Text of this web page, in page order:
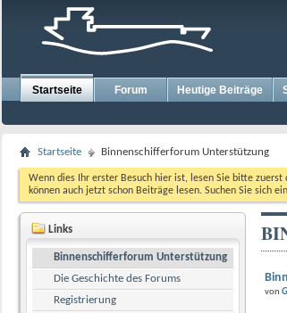
Startseite Forum Heutige Beiträge
Startseite Binnenschifferforum Unterstützung
Wenn dies Ihr erster Besuch hier ist, lesen Sie bitte zuerst
können auch jetzt schon Beiträge lesen. Suchen Sie sich
Links
Binnenschifferforum Unterstützung
Die Geschichte des Forums
Registrierung
von